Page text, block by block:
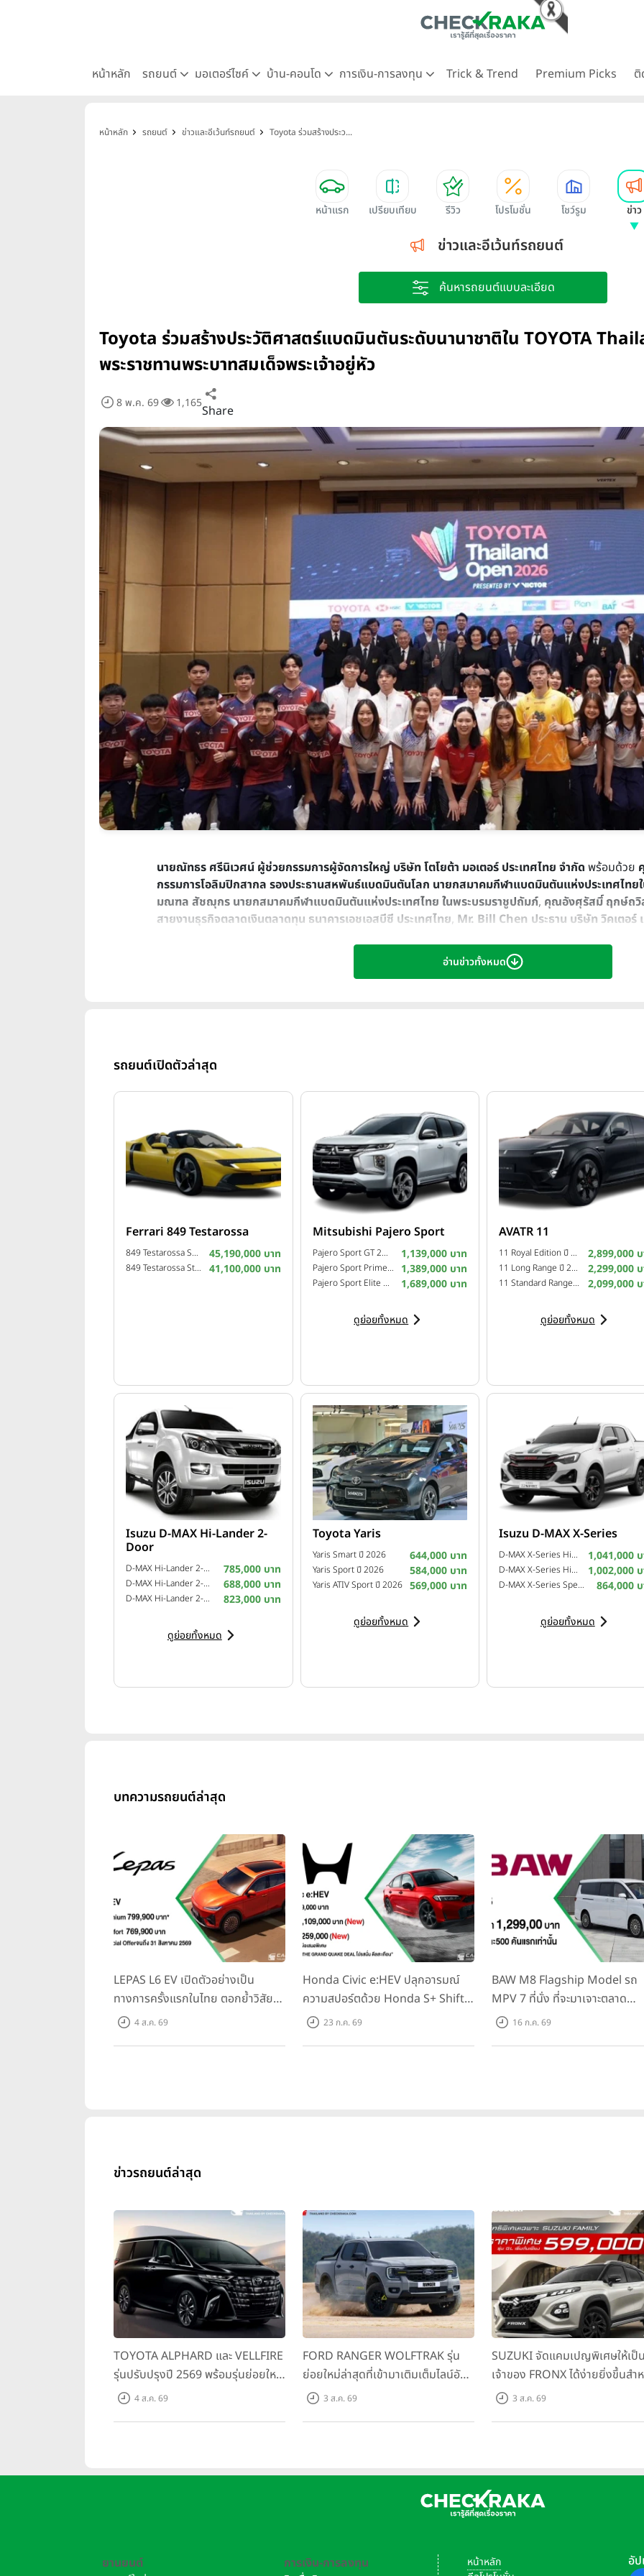
หน้าหลัก รถยนต์ มอเตอร์ไซค์ บ้าน-คอนโด การเงิน-การลงทุน Trick & Trend Premium Picks ติ
หน้าหลัก รถยนต์ ข่าวและอีเว้นท์รถยนต์ Toyota ร่วมสร้างประว...
หน้าแรก เปรียบเทียบ รีวิว โปรโมชั่น โชว์รูม ข่าว
ข่าวและอีเว้นท์รถยนต์
ค้นหารถยนต์แบบละเอียด
Toyota ร่วมสร้างประวัติศาสตร์แบดมินตันระดับนานาชาติใน TOYOTA
พระราชทานพระบาทสมเด็จพระเจ้าอยู่หัว
8 พ.ค. 69 1,165Share
นายณัทธร ศรีนิเวศน์ ผู้ช่วยกรรมการผู้จัดการใหญ่ บริษัท โตโยต้า มอเตอร์ ประเทศไทย จำกัด พร้อมด้วย
กรรมการโอลิมปิกสากล รองประธานสหพันธ์แบดมินตันโลก นายกสมาคมกีฬาแบดมินตันแห่งประเทศไทย
มณฑล สัชฌุกร นายกสมาคมกีฬาแบดมินตันแห่งประเทศไทย ในพระบรมราชูปถัมภ์, คุณอังศุรัสมิ์ ฤกษ์ถวิ
สายงานธุรกิจตลาดเงินตลาดทุน ธนาคารเอชเอสบีซี ประเทศไทย, Mr. Bill Chen ประธาน บริษัท วิคเตอร์
ชิงถ้วยพระราชทานพระบาทสมเด็จพระเจ้าอยู่หัว เมื่อวันที่ 7 พฤษภาคม 2569
นายณัทธร ศรีนิเวศน์ ผู้ช่วยกรรมการผู้จัดการใหญ่กล่าวในการแถลงข่าวว่า “ในนามของบริษัทฯ มีความยิ
ในการสนับสนุนและพัฒนาวงการกีฬาแบดมินตัน ร่วมกับสมาคมกีฬาแบดมินตันแห่งประเทศไทย ในพระบรม
แข่งขันรายการนี้นอกจากจะเป็นการแข่งขันระดับเวิร์ลด์ทัวร์ ซูเปอร์ 500 ซึ่งเป็นรายการใหญ่โดยจะมีนักกี
นักกีฬาดาวรุ่งรุ่นใหม่ที่กำลังเป็นทีน่าจับตามองมาร่วมชิงชัยให้กับแฟนแบดมินตันชาวไทยได้สัมผัสอย่างไกล้ชิ
โตโยต้าเชื่อมั่นว่าการจัดการแข่งขันในประเทศไทยครั้งนี้ จะเปิดโอกาสให้นักกีฬาไทยได้แสดงศักยภาพและส
บันดาลใจให้กับเยาวชนไทยให้หันมาสนใจเล่นกีฬาแบดมินตันให้มากยิ่งขึ้น โดยทำการแข่งขันระหว่างวันที่
บุตร สถามกีฬาแห่งชาติ ปทุมวัน กรุงเทพฯ
ขอเชิญชวนแฟนกีฬาชาวไทย!
มารวมพลังเป็นน้ำหนึ่งใจเดียวกัน ร่วมชมและเชียร์ติดขอบสนามเพื่อเป็นกำ
รถยนต์ Toyota ทุกรุ่น
แท็กที่เกี่ยวข้อง ข่าวโตโยต้า toyota TOYOTA Thailand Open 2026
อ่านข่าวทั้งหมด
รถยนต์เปิดตัวล่าสุด
Ferrari 849 Testarossa
849 Testarossa Spider ปี 2025 45,190,000 บาท
849 Testarossa Standard ปี 2025 41,100,000 บาท
Mitsubishi Pajero Sport
Pajero Sport GT 2WD ปี 2025 1,139,000 บาท
Pajero Sport Prime 2WD ปี 2025 1,389,000 บาท
Pajero Sport Elite Edition 4WD ปี 2024 1,689,000 บาท
ดูย่อยทั้งหมด
AVATR 11
11 Royal Edition ปี 2025 2,899,000
11 Long Range ปี 2024 2,299,000
11 Standard Range ปี 2024 2,099,000
ดูย่อยทั้งหมด
Isuzu D-MAX Hi-Lander 2-
Door
D-MAX Hi-Lander 2-Door 2.5 Z VGS Turbo ฉลอง 99 ปี อีซูซุ ปี 2015 785,000 บาท
D-MAX Hi-Lander 2-Door 2.5 L ปี 2011 688,000 บาท
D-MAX Hi-Lander 2-Door 3.0 Z-Prestige VGS Turbo ปี 2013 823,000 บาท
ดูย่อยทั้งหมด
Toyota Yaris
Yaris Smart ปี 2026 644,000 บาท
Yaris Sport ปี 2026 584,000 บาท
Yaris ATIV Sport ปี 2026 569,000 บาท
ดูย่อยทั้งหมด
Isuzu D-MAX X-Series
D-MAX X-Series Hi-Lander 4-Door 2.2 Ddi Z A/T ปี 2025 1,041,000
D-MAX X-Series Hi-Lander 4-Door 2.2 Ddi Z M/T ปี 2025 1,002,000
D-MAX X-Series Speed 4-Door 2.2 Ddi L M/T ปี 2025 864,000
ดูย่อยทั้งหมด
บทความรถยนต์ล่าสุด
LEPAS L6 EV เปิดตัวอย่างเป็น
ทางการครั้งแรกในไทย ตอกย้ำวิสัย
ทัศน์ “Drive Your Elegance” มา
4 ส.ค. 69
Honda Civic e:HEV ปลุกอารมณ์
ความสปอร์ตด้วย Honda S+ Shift
ครั้งแรกในไทย! พร้อมเพิ่ม Blind
23 ก.ค. 69
BAW M8 Flagship Model รถ
MPV 7 ที่นั่ง ที่จะมาเจาะตลาด
ครอบครัวและองค์กรยุคใหม่ เปิด
16 ก.ค. 69
ข่าวรถยนต์ล่าสุด
TOYOTA ALPHARD และ VELLFIRE
รุ่นปรับปรุงปี 2569 พร้อมรุ่นย่อยใหม่
HEV SMART ราคาเริ่มต้น 3.59 ลบ.
4 ส.ค. 69
FORD RANGER WOLFTRAK รุ่น
ย่อยใหม่ล่าสุดที่เข้ามาเติมเต็มไลน์อัป
พร้อมตอบโจทย์ทุกการผจญภัยด้วย
3 ส.ค. 69
SUZUKI จัดแคมเปญพิเศษให้เป็
เจ้าของ FRONX ได้ง่ายยิ่งขึ้นสำ
รุ่น GL ราคาพิเศษเริ่มต้น 5.99 แ
3 ส.ค. 69
ยานยนต์ การเงิน-การลงทุน
หน้าหลัก
อั